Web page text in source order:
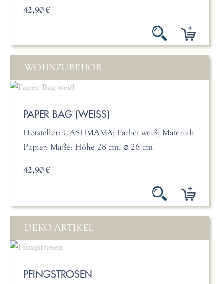
42,90 €
WOHNZUBEHÖR
PAPER BAG (WEISS)
Hersteller: UASHMAMA; Farbe: weiß; Material:
Papier; Maße: Höhe 28 cm, ⌀ 26 cm
42,90 €
DEKO ARTIKEL
PFINGSTROSEN